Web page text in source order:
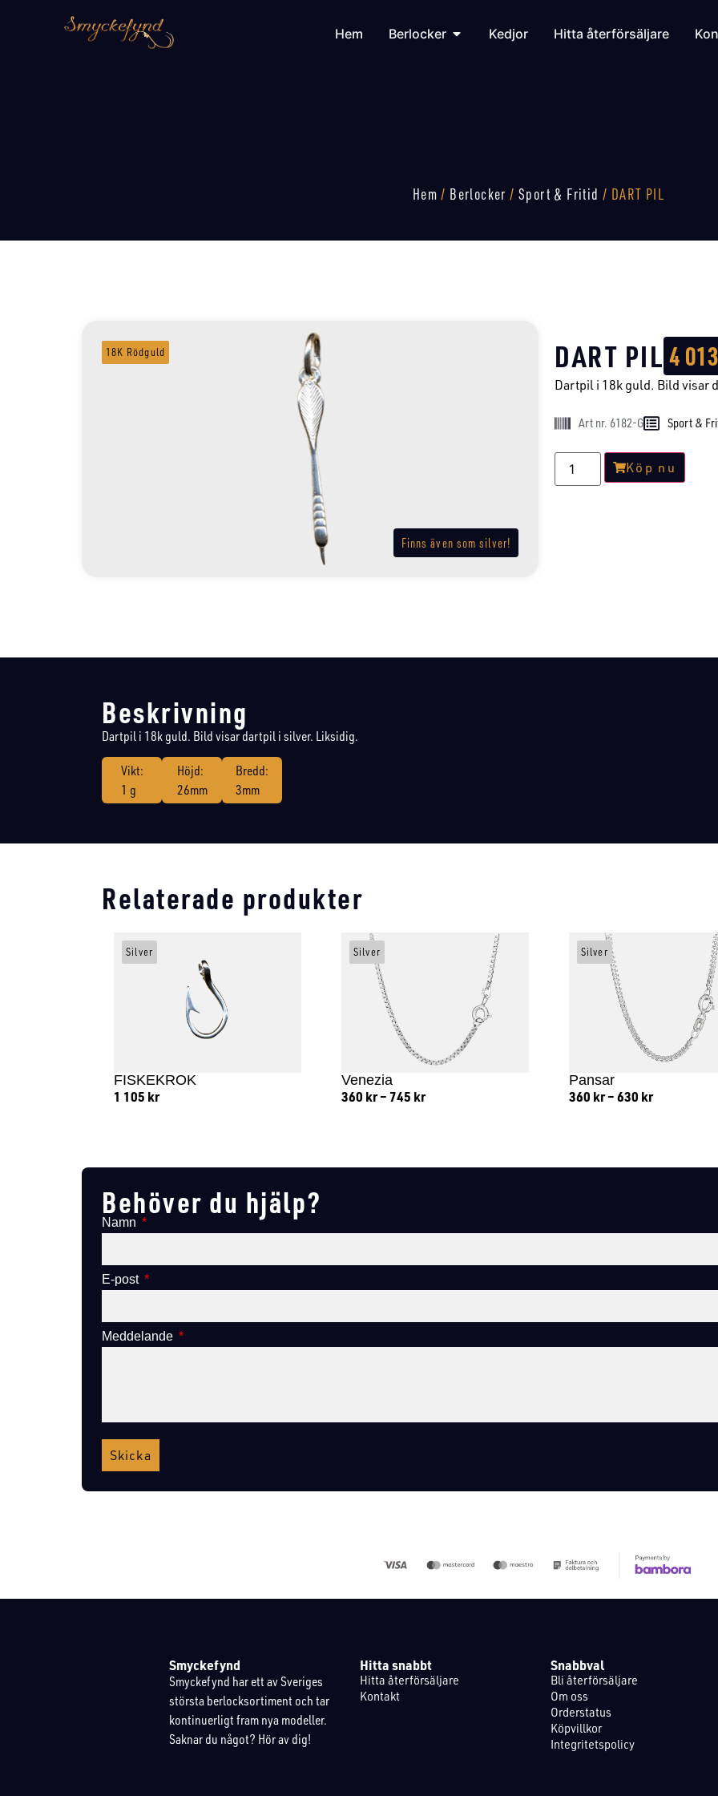
Hem Berlocker Kedjor Hitta återförsäljare
Hem / Berlocker /Sport & Fritid / DART PIL
Finns även som silver!
18K Rödguld DART PIL 4 013
Dartpil i 18k guld. Bild visar
Art nr. 6182-G Sport &
Köp nu
Beskrivning
Dartpil i 18k guld. Bild visar dartpil i silver. Liksidig.
Vikt:
1 g
Höjd:
26mm
Bredd:
3mm
Relaterade produkter
FISKEKROK
1 105 kr
Silver
Venezia
360 kr –745 kr
Silver
Pansar
360 kr –630 kr
Silver
Behöver du hjälp?
Namn
E-post
Meddelande
Skicka
Smyckefynd
Smyckefynd har ett av Sveriges
största berlocksortiment och tar
kontinuerligt fram nya modeller.
Saknar du något? Hör av dig!
Hitta snabbt
Hitta återförsäljare
Kontakt
Snabbval
Bli återförsäljare
Om oss
Orderstatus
Köpvillkor
Integritetspolicy